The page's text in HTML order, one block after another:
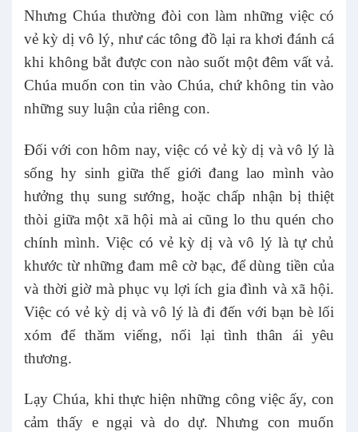
Nhưng Chúa thường đòi con làm những việc có
vẻ kỳ dị vô lý, như các tông đồ lại ra khơi đánh cá
khi không bắt được con nào suốt một đêm vất vả.
Chúa muốn con tin vào Chúa, chứ không tin vào
những suy luận của riêng con.
Đối với con hôm nay, việc có vẻ kỳ dị và vô lý là
sống hy sinh giữa thế giới đang lao mình vào
hưởng thụ sung sướng, hoặc chấp nhận bị thiệt
thòi giữa một xã hội mà ai cũng lo thu quén cho
chính mình. Việc có vẻ kỳ dị và vô lý là tự chủ
khước từ những đam mê cờ bạc, để dùng tiền của
và thời giờ mà phục vụ lợi ích gia đình và xã hội.
Việc có vẻ kỳ dị và vô lý là đi đến với bạn bè lối
xóm để thăm viếng, nối lại tình thân ái yêu
thương.
Lạy Chúa, khi thực hiện những công việc ấy, con
cảm thấy e ngại và do dự. Nhưng con muốn